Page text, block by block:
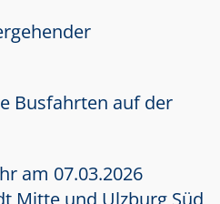
Busfahrten auf der
am 07.03.2026